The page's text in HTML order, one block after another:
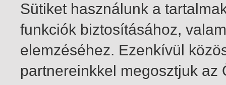
Sütiket használunk a
funkciók biztosításához,
elemzéséhez. Ezenkívül
partnereinkkel megosztjuk